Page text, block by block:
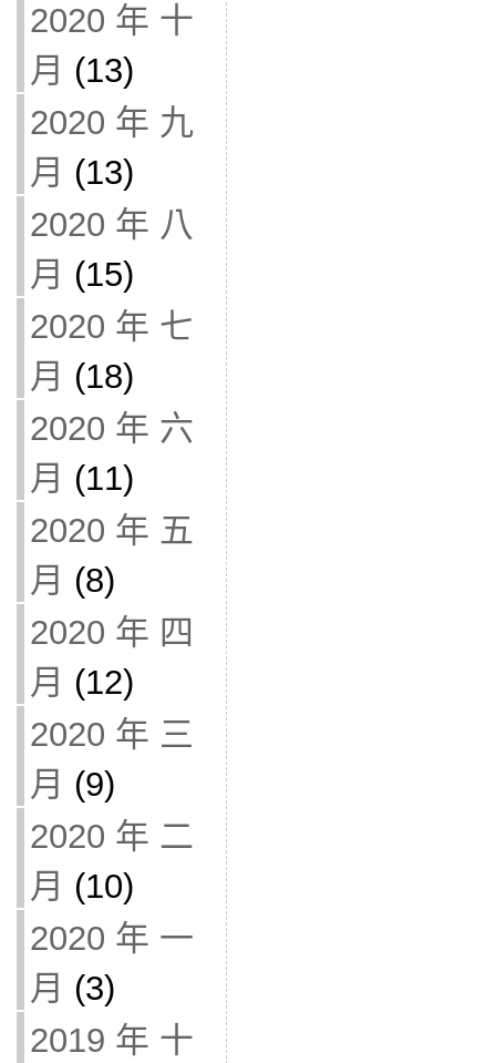
2020 年 十
月 (13)
2020 年 九
月 (13)
2020 年 八
月 (15)
2020 年 七
月 (18)
2020 年 六
月 (11)
2020 年 五
月 (8)
2020 年 四
月 (12)
2020 年 三
月 (9)
2020 年 二
月 (10)
2020 年 一
月 (3)
2019 年 十